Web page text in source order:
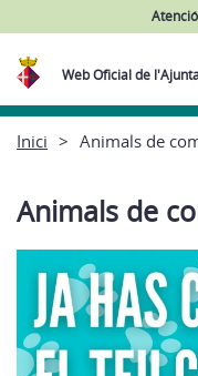
Web Oficial de
Inici Animals de
Animals de